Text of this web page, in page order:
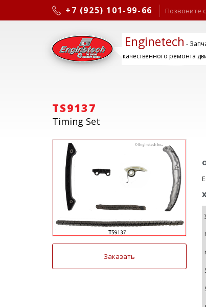
+7 (925) 101-99-66 Позвоните
Enginetech -
качественного ремонта
TS9137
Timing Set
Заказать